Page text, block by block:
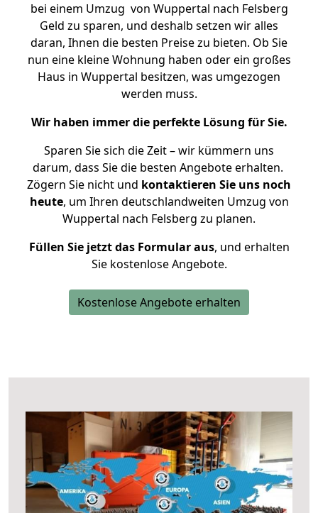
bei einem Umzug von Wuppertal nach Felsberg
Geld zu sparen, und deshalb setzen wir alles
daran, Ihnen die besten Preise zu bieten. Ob Sie
nun eine kleine Wohnung haben oder ein großes
Haus in Wuppertal besitzen, was umgezogen
werden muss.
Wir haben immer die perfekte Lösung für Sie.
Sparen Sie sich die Zeit – wir kümmern uns
darum, dass Sie die besten Angebote erhalten.
Zögern Sie nicht und kontaktieren Sie uns noch
heute, um Ihren deutschlandweiten Umzug von
Wuppertal nach Felsberg zu planen.
Füllen Sie jetzt das Formular aus, und erhalten
Sie kostenlose Angebote.
Kostenlose Angebote erhalten